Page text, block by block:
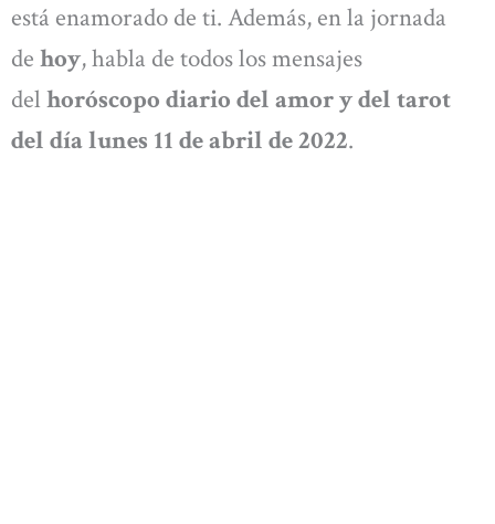
está enamorado de ti. Además, en la jornada
de hoy, habla de todos los mensajes
del horóscopo diario del amor y del tarot
del día lunes 11 de abril de 2022.